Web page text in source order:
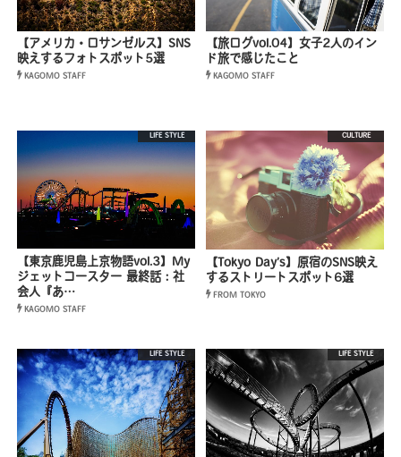
【アメリカ・ロサンゼルス】SNS
映えするフォトスポット5選
KAGOMO STAFF
【旅ログvol.04】女子2人のイン
ド旅で感じたこと
KAGOMO STAFF
LIFE STYLE
【東京鹿児島上京物語vol.3】My
ジェットコースター 最終話：社
会人『あ…
KAGOMO STAFF
CULTURE
【Tokyo Day’s】原宿のSNS映え
するストリートスポット6選
FROM TOKYO
LIFE STYLE LIFE STYLE